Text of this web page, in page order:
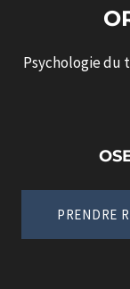
Psychologie du
PRENDRE